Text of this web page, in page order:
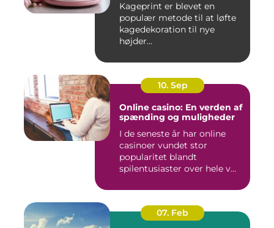
Kageprint er blevet en
populær metode til at løfte
kagedekoration til nye
højder...
10. Sep
Online casino: En verden af
spænding og muligheder
I de seneste år har online
casinoer vundet stor
popularitet blandt
spilentusiaster over hele v...
07. Feb